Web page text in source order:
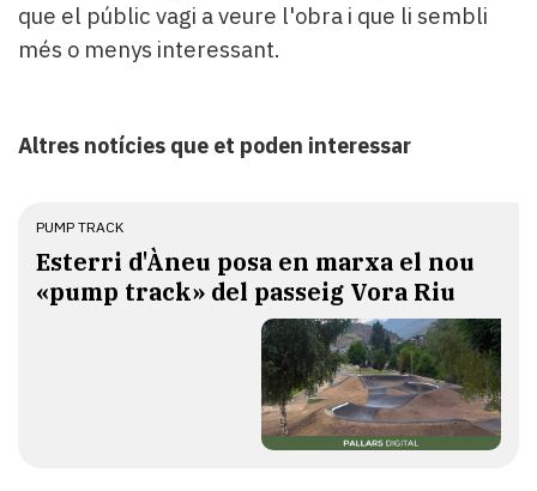
que el públic vagi a veure l'obra i que li sembli
més o menys interessant.
Altres notícies que et poden interessar
PUMP TRACK
Esterri d'Àneu posa en marxa el nou
«pump track» del passeig Vora Riu